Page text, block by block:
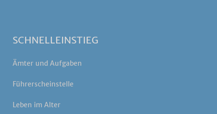
SCHNELLEINSTIEG
Ämter und Aufgaben
Führerscheinstelle
Leben im Alter